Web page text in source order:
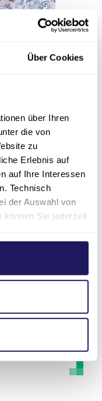
Über Cookies
über Ihren
die von
zu
Erlebnis auf
auf Ihre Interessen
Technisch
der Auswahl von
können Sie jederzeit
in unserer
Paul
Innere